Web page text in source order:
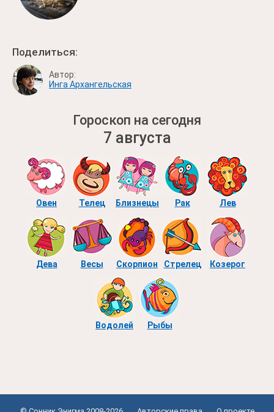
Поделиться:
Автор:
Инга Архангельская
Гороскоп на сегодня
7 августа
Овен Телец Близнецы Рак Лев
Дева Весы Скорпион Стрелец Козерог
Водолей Рыбы